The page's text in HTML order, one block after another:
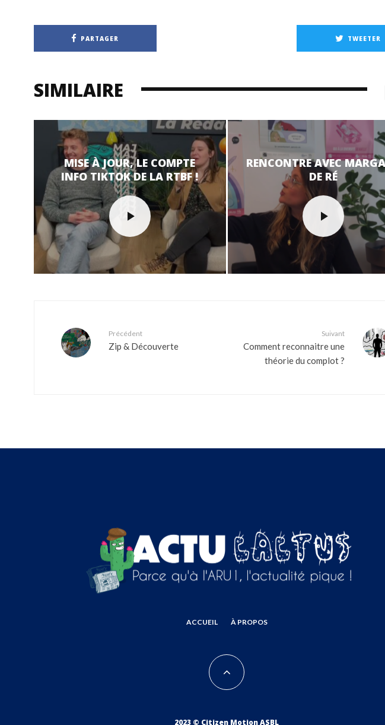
PARTAGER TWEETER
SIMILAIRE
MISE À JOUR, LE COMPTE
INFO TIKTOK DE LA RTBF !
RENCONTRE AVEC
DE RÉ
Précédent
Zip & Découverte
Suivant
Comment reconnaitre une
théorie du complot ?
ACCUEIL À PROPOS
2023 © Citizen Motion ASBL